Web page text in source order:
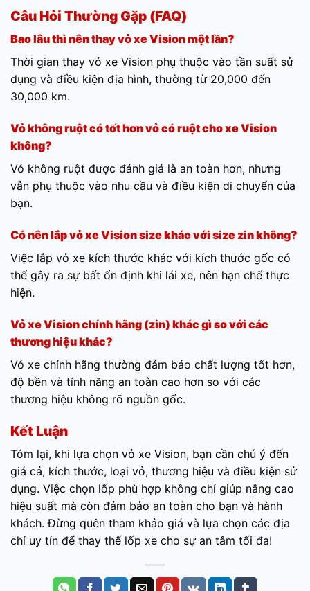
Câu Hỏi Thường Gặp (FAQ)
Bao lâu thì nên thay vỏ xe Vision một lần?
Thời gian thay vỏ xe Vision phụ thuộc vào tần suất sử
dụng và điều kiện địa hình, thường từ 20,000 đến
30,000 km.
Vỏ không ruột có tốt hơn vỏ có ruột cho xe Vision
không?
Vỏ không ruột được đánh giá là an toàn hơn, nhưng
vẫn phụ thuộc vào nhu cầu và điều kiện di chuyển của
bạn.
Có nên lắp vỏ xe Vision size khác với size zin không?
Việc lắp vỏ xe kích thước khác với kích thước gốc có
thể gây ra sự bất ổn định khi lái xe, nên hạn chế thực
hiện.
Vỏ xe Vision chính hãng (zin) khác gì so với các
thương hiệu khác?
Vỏ xe chính hãng thường đảm bảo chất lượng tốt hơn,
độ bền và tính năng an toàn cao hơn so với các
thương hiệu không rõ nguồn gốc.
Kết Luận
Tóm lại, khi lựa chọn vỏ xe Vision, bạn cần chú ý đến
giá cả, kích thước, loại vỏ, thương hiệu và điều kiện sử
dụng. Việc chọn lốp phù hợp không chỉ giúp nâng cao
hiệu suất mà còn đảm bảo an toàn cho bạn và hành
khách. Đừng quên tham khảo giá và lựa chọn các địa
chỉ uy tín để thay thế lốp xe cho sự an tâm tối đa!